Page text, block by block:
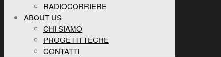
RADIOCORRIERE
ABOUT US
CHI SIAMO
PROGETTI TECHE
CONTATTI